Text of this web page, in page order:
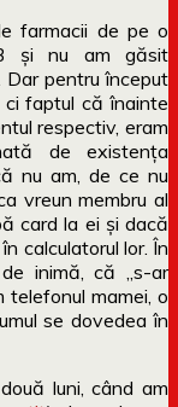
farmacii de pe o
și nu am găsit
pentru început
faptul că înainte
respectiv, eram
de existența
nu am, de ce nu
vreun membru al
card la ei și dacă
calculatorul lor. În
inimă, că „s-ar
telefonul mamei, o
se dovedea în
luni, când am